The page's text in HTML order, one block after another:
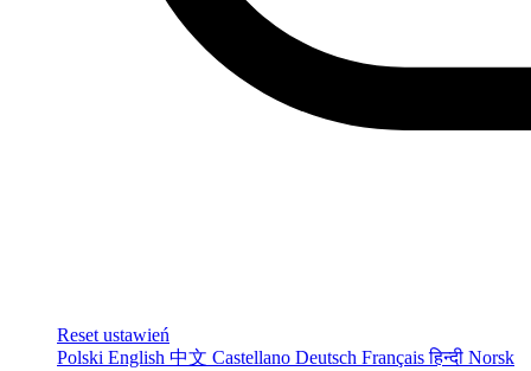
Reset ustawień
Polski English 中文 Castellano Deutsch Françaisहिन्दी Norsk